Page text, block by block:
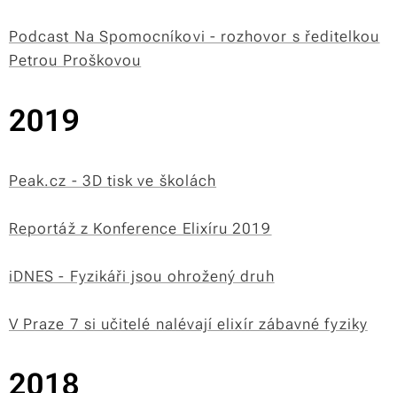
Podcast Na Spomocníkovi - rozhovor s ředitelkou
Petrou Proškovou
2019
Peak.cz - 3D tisk ve školách
Reportáž z Konference Elixíru 2019
iDNES - Fyzikáři jsou ohrožený druh
V Praze 7 si učitelé nalévají elixír zábavné fyziky
2018